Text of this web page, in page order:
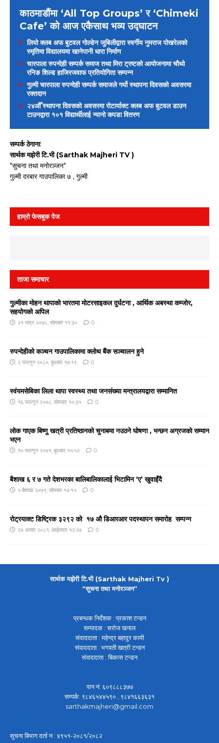
काठमाडौंमा ‘All Top Groups’ र ‘Chimeki
Cafe’ को आज एकैसाथ भव्य उद्घाटन
लियो क्लब अफ बुटवल गोल्डेन जुबिलीद्वारा स्वर्गीय नुमराज पोखरेलको
स्मृतिमा विद्यालयमा खानेपानी धारा निर्माण
चारपाला रुपन्देही सम्पर्क समाज तथा मिरा ट्रष्टको आयोजनामा चौथो
रनिङ शिल्ड हाजिरजवाफ प्रतियोगिता सम्पन्न
गुल्मी चारपाला रुपन्देही सम्पर्क समाजले गर्यो स्थापना दिवसको अवसरमा
रक्तदान
२४औँ स्थापना दिवसको अवसरमा रोटार्याक्ट क्लब अफ बुटवल डाउन
टाउनद्वारा १०१ विद्यार्थीलाई न्यानो कपडा वितरण
सम्पर्क ठेगाना:
सार्थक मझेरी टि.भी (Sarthak Majheri TV )
"सुचना तथा मनोरञ्जन"
गुल्मी दरबार गाउपालिका ७ , गुल्मी
हाम्रो फेसबुक पेज
ताजा समाचार
गुल्मीका मोहन थापाको भारतमा मोटरसाइकल दुर्घटना , आर्थिक अबस्था कम्जोर,
सहयोगको अपिल
२१ भाद्र २०७८, सोमबार ११:३० 0
रुपन्देहीको कञ्‍चन गाउपालिकामा क्लोथ बैंक सञ्‍चालन हुने
२ फाल्गुन २०८०, बुधबार १७:१९ 0
स्वंयमसेबिका लिला थापा स्वस्थ्य तथा जनसंख्या मन्त्रालयद्वारा सम्मानित
१६ फाल्गुन २०७८, सोमबार १०:३५ 0
लोक गाएक बिष्णु खत्री प्रतिष्ठानको चुनाबमा नउठने घोषणा , भन्छन अग्रजको सम्मान
भएन
१० फाल्गुन २०७९, बुधबार १५:५२ 0
बैशाख ६ र ७ गते देशभरका बालिबालिकालाई भिटामिन ‘ए’ खुवाइँदै
५ बैशाख २०७९, सोमबार १४:१५ 0
रोट्रयाक्ट डिष्ट्रिक ३२९२ को १७ औ डिआरआर पदस्थापन समारोह सम्पन्न
२४ असार २०८१, आईतवार १२:२७ 0
सार्थक मझेरी टि.भी (Sarthak Majheri Tv )
“सुचना तथा मनोरञ्जन”
प्रबन्धक निर्देशक : प्रकाश टन्डन
सम्पादक : सरोज खनाल
संवाददाता : महेन्द्र बहादुर कामी
संवाददाता : भगवती खत्री टन्डन
संवाददाता : बिकास टन्डन
पान नं: ६०९८८८३७७
सम्पर्क: ९८४६५४४५९० , ९८४१६६३६३१
sarthakmajheri@gmail.com
सुचना बिभाग दर्ता न : ४९५१-२०८१/२०८२